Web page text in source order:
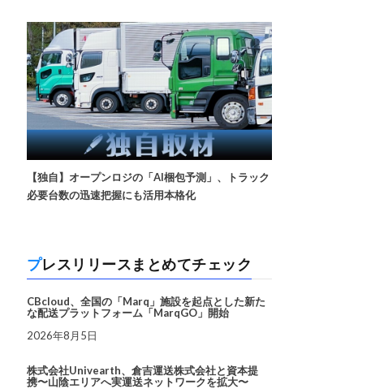
【独自】オープンロジの「AI梱包予測」、トラック
必要台数の迅速把握にも活用本格化
プレスリリースまとめてチェック
CBcloud、全国の「Marq」施設を起点とした新た
な配送プラットフォーム「MarqGO」開始
2026年8月5日
株式会社Univearth、倉吉運送株式会社と資本提
携〜山陰エリアへ実運送ネットワークを拡大〜